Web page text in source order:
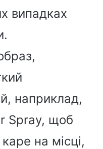
випадках
наприклад,
Spray, щоб
на місці,